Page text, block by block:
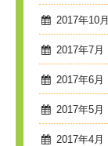
2017年10月
2017年7月
2017年6月
2017年5月
2017年4月